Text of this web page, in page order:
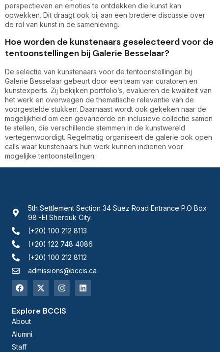
perspectieven en emoties te ontdekken die kunst kan
opwekken. Dit draagt ook bij aan een bredere discussie over
de rol van kunst in de samenleving.
Hoe worden de kunstenaars geselecteerd voor de
tentoonstellingen bij Galerie Besselaar?
De selectie van kunstenaars voor de tentoonstellingen bij
Galerie Besselaar gebeurt door een team van curatoren en
kunstexperts. Zij bekijken portfolio’s, evalueren de kwaliteit van
het werk en overwegen de thematische relevantie van de
voorgestelde stukken. Daarnaast wordt ook gekeken naar de
mogelijkheid om een gevarieerde en inclusieve collectie samen
te stellen, die verschillende stemmen in de kunstwereld
vertegenwoordigt. Regelmatig organiseert de galerie ook open
calls waar kunstenaars hun werk kunnen indienen voor
mogelijke tentoonstellingen.
5th Settlement Section 34 Suez Road Entrance P.O Box
98 -El Sherouk City.
(+20) 100 212 8113
(+20) 122 748 4086
(+20) 100 212 8112
admissions@bccis.ca
Explore BCCIS
About
Alumni
Staff